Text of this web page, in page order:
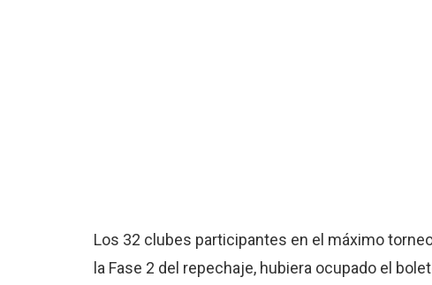
Los 32 clubes participantes en el máximo
la Fase 2 del repechaje, hubiera ocupado el